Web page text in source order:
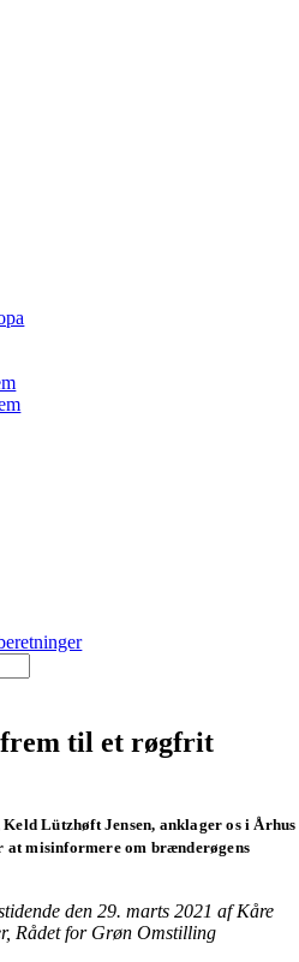
frem til et røgfrit
Lützhøft Jensen, anklager os i Århus
at misinformere om brænderøgens
den 29. marts 2021 af Kåre
Rådet for Grøn Omstilling